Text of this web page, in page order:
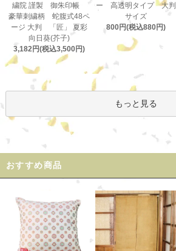
繍院 謹製 御朱印帳
豪華刺繍柄 蛇腹式48ペ
ージ 大判 「匠」 夏彩
向日葵(芥子)
3,182円(税込3,500円)
ー 高透明タイプ 大判
サイズ
800円(税込880円)
もっと見る
おすすめ商品